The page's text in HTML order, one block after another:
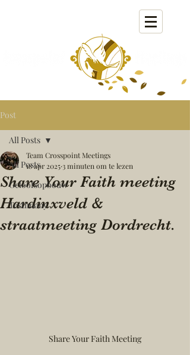
Post
All Posts
Geloofsopbouw
Testimony
All Posts
Share Your Faith meeting
Hardinxveld &
straatmeeting Dordrecht.
Team Crosspoint Meetings
18 apr 2025 3 minuten om te lezen
Share Your Faith Meeting